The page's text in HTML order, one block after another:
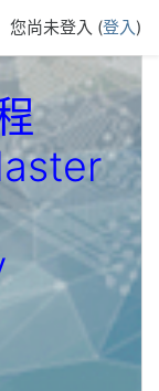
您尚未登入 (登入)